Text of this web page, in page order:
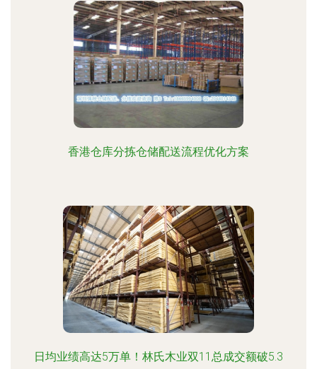
香港仓库分拣仓储配送流程优化方案
日均业绩高达5万单！林氏木业双11总成交额破5.3